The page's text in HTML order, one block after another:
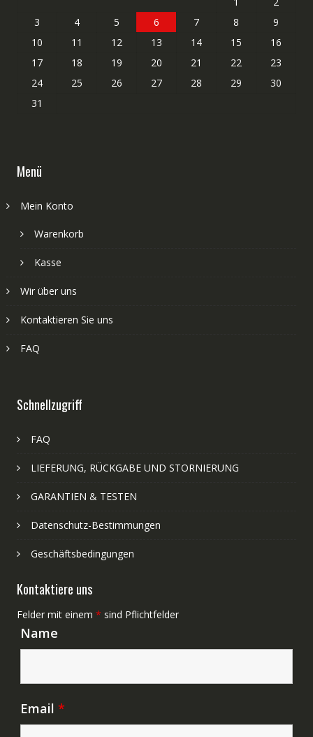
3
4 5 6 7 8
9
10
11 12 13 14 15
16
17
18 19 20 21 22
23
24
25 26 27 28 29
30
31
Menü
Mein Konto
Warenkorb
Kasse
Wir über uns
Kontaktieren Sie uns
FAQ
Schnellzugriff
FAQ
LIEFERUNG, RÜCKGABE UND STORNIERUNG
GARANTIEN & TESTEN
Datenschutz-Bestimmungen
Geschäftsbedingungen
Kontaktiere uns
Felder mit einem * sind Pflichtfelder
Name
Email *